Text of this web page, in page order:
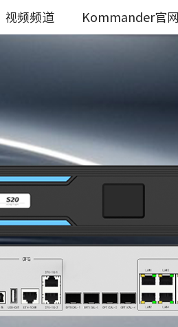
视频频道 Kommander官网